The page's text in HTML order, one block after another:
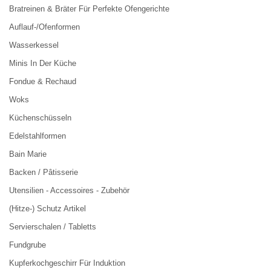
Bratreinen & Bräter Für Perfekte Ofengerichte
Auflauf-/Ofenformen
Wasserkessel
Minis In Der Küche
Fondue & Rechaud
Woks
Küchenschüsseln
Edelstahlformen
Bain Marie
Backen / Pâtisserie
Utensilien - Accessoires - Zubehör
(Hitze-) Schutz Artikel
Servierschalen / Tabletts
Fundgrube
Kupferkochgeschirr Für Induktion